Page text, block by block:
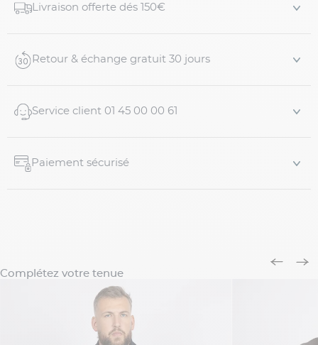
Détails du produit
Cachemire haut de gamme Loro Piana
Livraison offerte dés 150€
Retour & échange gratuit 30 jours
Service client 01 45 00 00 61
Paiement sécurisé
Complétez votre tenue